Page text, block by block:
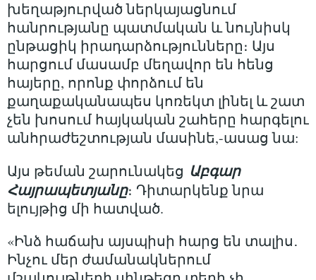
խեղաթյուրված ներկայացնում
հանրությանը պատմական և նույնիսկ
ընթացիկ իրադարձությունները։ Այս
հարցում մասամբ մեղավոր են հենց
հայերը, որոնք փորձում են
քաղաքականապես կոռեկտ լինել և շատ
չեն խոսում հայկական շահերը հարգելու
անհրաժեշտության մասինե,-ասաց նա:
Այս թեման շարունակեց Աբգար
Հայրապետյանը։ Դիտարկենք նրա
ելույթից մի հատված.
«Ինձ հաճախ այսպիսի հարց են տալիս․
Ինչու մեր ժամանակներում